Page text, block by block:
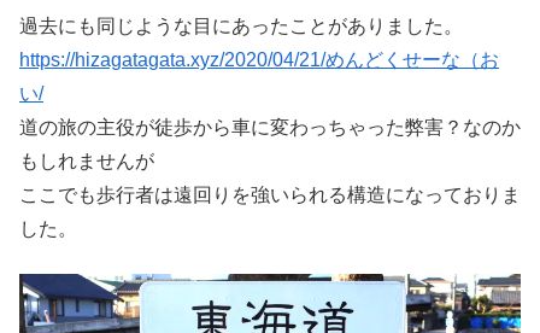
過去にも同じような目にあったことがありました。
https://hizagatagata.xyz/2020/04/21/めんどくせーな（お
い/
道の旅の主役が徒歩から車に変わっちゃった弊害？なのか
もしれませんが
ここでも歩行者は遠回りを強いられる構造になっておりま
した。